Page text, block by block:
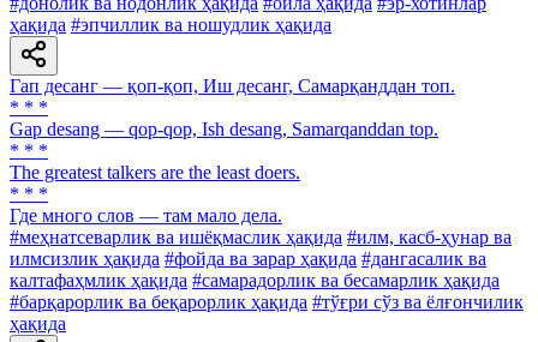
ҳақида #эпчиллик ва ношудлик ҳақида
Гап десанг — қоп-қоп, Иш десанг, Самарқанддан топ.
* * *
Gap desang — qop-qop, Ish desang, Samarqanddan top.
* * *
The greatest talkers are the least doers.
* * *
Где много слов — там мало дела.
#меҳнатсеварлик ва ишёқмаслик ҳақида #илм, касб-ҳунар ва
илмсизлик ҳақида #фойда ва зарар ҳақида #дангасалик ва
калтафаҳмлик ҳақида #самарадорлик ва бесамарлик ҳақида
#барқарорлик ва беқарорлик ҳақида #тўғри сўз ва ёлғончилик
ҳақида